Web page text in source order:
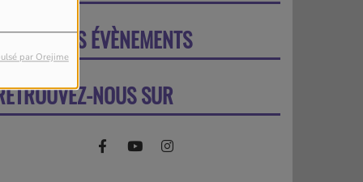
par Orejime
ÉVÈNEMENTS
NOUS SUR